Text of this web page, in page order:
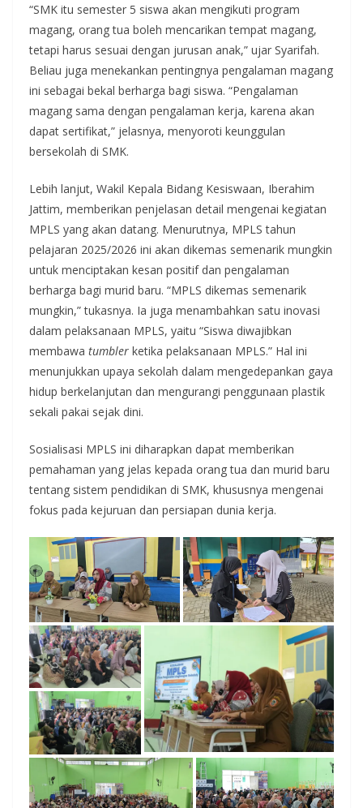
“SMK itu semester 5 siswa akan mengikuti program
magang, orang tua boleh mencarikan tempat magang,
tetapi harus sesuai dengan jurusan anak,” ujar Syarifah.
Beliau juga menekankan pentingnya pengalaman magang
ini sebagai bekal berharga bagi siswa. “Pengalaman
magang sama dengan pengalaman kerja, karena akan
dapat sertifikat,” jelasnya, menyoroti keunggulan
bersekolah di SMK.
Lebih lanjut, Wakil Kepala Bidang Kesiswaan, Iberahim
Jattim, memberikan penjelasan detail mengenai kegiatan
MPLS yang akan datang. Menurutnya, MPLS tahun
pelajaran 2025/2026 ini akan dikemas semenarik mungkin
untuk menciptakan kesan positif dan pengalaman
berharga bagi murid baru. “MPLS dikemas semenarik
mungkin,” tukasnya. Ia juga menambahkan satu inovasi
dalam pelaksanaan MPLS, yaitu “Siswa diwajibkan
membawa tumbler ketika pelaksanaan MPLS.” Hal ini
menunjukkan upaya sekolah dalam mengedepankan gaya
hidup berkelanjutan dan mengurangi penggunaan plastik
sekali pakai sejak dini.
Sosialisasi MPLS ini diharapkan dapat memberikan
pemahaman yang jelas kepada orang tua dan murid baru
tentang sistem pendidikan di SMK, khususnya mengenai
fokus pada kejuruan dan persiapan dunia kerja.